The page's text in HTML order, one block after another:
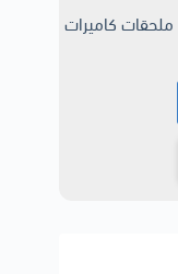
ملحقات كاميرات